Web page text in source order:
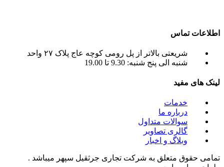
اطلاعات تماس
شریعتی بالاتر از پل رومی کوچه عاج پلاک ۲۷ واحد
شنبه الی پنج شنبه: 9.30 تا 19.00
لینک های مفید
خدمات
درباره ما
سوالات متداول
گالری تصاویر
وبلاگ و اخبار
تمامی حقوق متعلق به شرکت تجاری جرثقیل سپهر میباشد .